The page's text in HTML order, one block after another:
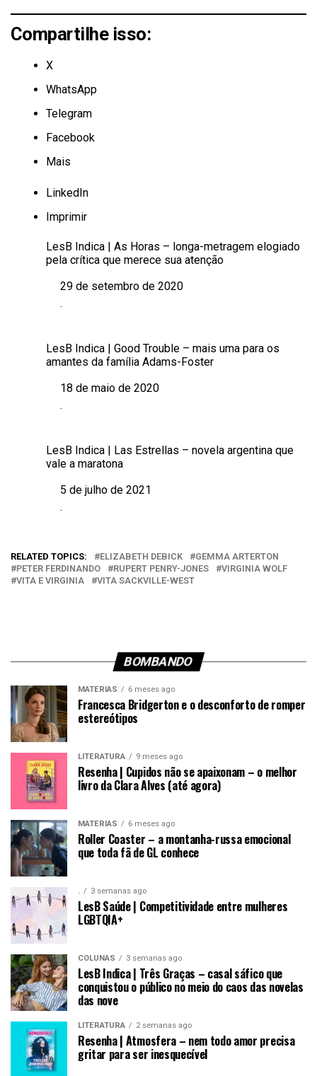
Compartilhe isso:
X
WhatsApp
Telegram
Facebook
Mais
LinkedIn
Imprimir
LesB Indica | As Horas – longa-metragem elogiado
pela crítica que merece sua atenção
Data
29 de setembro de 2020
Em relação a
.
LesB Indica | Good Trouble – mais uma para os
amantes da família Adams-Foster
Data18 de maio de 2020
Em relação a
.
LesB Indica | Las Estrellas – novela argentina que
vale a maratona
Data5 de julho de 2021
Em relação a
.
RELATED TOPICS: ELIZABETH DEBICK
GEMMA ARTERTON
PETER FERDINANDO
RUPERT PENRY-JONES
VIRGINIA WOLF
VITA E VIRGINIA
VITA SACKVILLE-WEST
BOMBANDO
MATÉRIAS 6 meses ago
Francesca Bridgerton e o desconforto de romper
estereótipos
LITERATURA 9 meses ago
Resenha | Cupidos não se apaixonam – o melhor
livro da Clara Alves (até agora)
MATÉRIAS 6 meses ago
Roller Coaster – a montanha-russa emocional
que toda fã de GL conhece
. 3 semanas ago
LesB Saúde | Competitividade entre mulheres
LGBTQIA+
COLUNAS 3 semanas ago
LesB Indica | Três Graças – casal sáfico que
conquistou o público no meio do caos das novelas
das nove
LITERATURA 2 semanas ago
Resenha | Atmosfera – nem todo amor precisa
gritar para ser inesquecível